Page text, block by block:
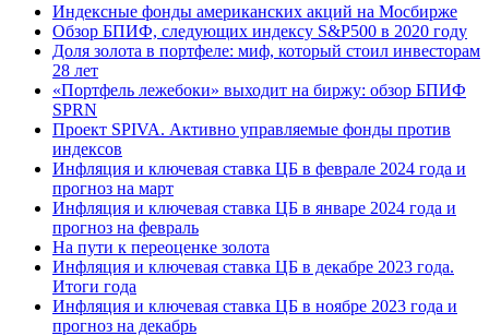
Индексные фонды американских акций на Мосбирже
Обзор БПИФ, следующих индексу S&P500 в 2020 году
Доля золота в портфеле: миф, который стоил инвесторам
28 лет
«Портфель лежебоки» выходит на биржу: обзор БПИФ
SPRN
Проект SPIVA. Активно управляемые фонды против
индексов
Инфляция и ключевая ставка ЦБ в феврале 2024 года и
прогноз на март
Инфляция и ключевая ставка ЦБ в январе 2024 года и
прогноз на февраль
На пути к переоценке золота
Инфляция и ключевая ставка ЦБ в декабре 2023 года.
Итоги года
Инфляция и ключевая ставка ЦБ в ноябре 2023 года и
прогноз на декабрь